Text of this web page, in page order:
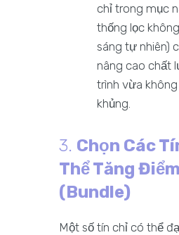
chỉ trong mục
thống lọc
sáng tự nhiên)
nâng cao chất
trình vừa
khủng.
3. Chọn Các
Thể Tăng
(Bundle)
Một số tín chỉ có thể